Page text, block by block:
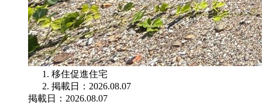
移住促進住宅
掲載日：2026.08.07
掲載日：2026.08.07